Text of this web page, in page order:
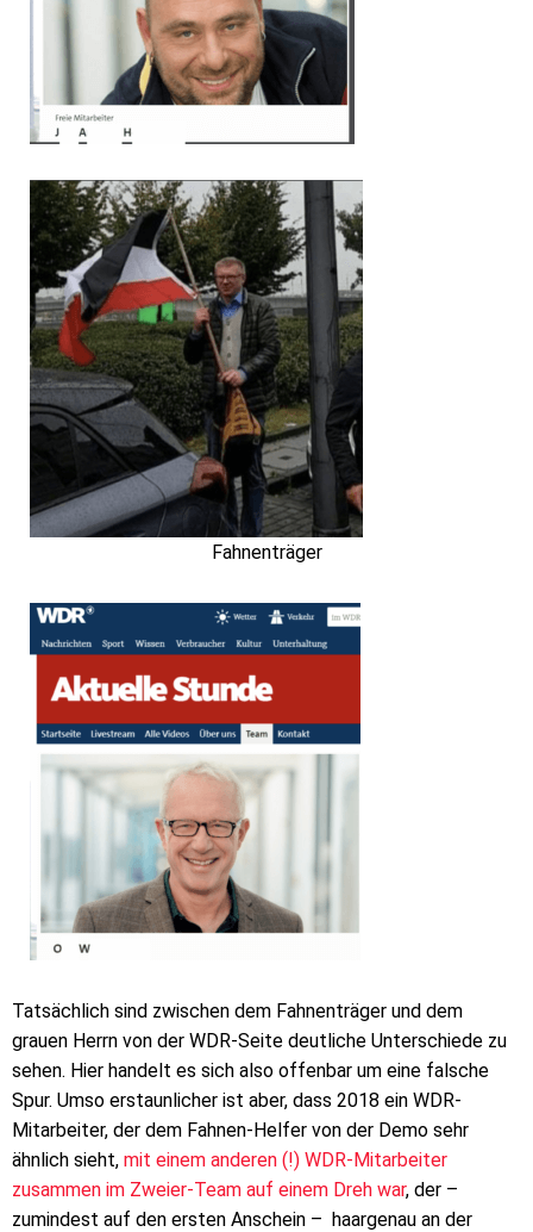
Fahnenträger
Tatsächlich sind zwischen dem Fahnenträger und dem
grauen Herrn von der WDR-Seite deutliche Unterschiede zu
sehen. Hier handelt es sich also offenbar um eine falsche
Spur. Umso erstaunlicher ist aber, dass 2018 ein WDR-
Mitarbeiter, der dem Fahnen-Helfer von der Demo sehr
ähnlich sieht, mit einem anderen (!) WDR-Mitarbeiter
zusammen im Zweier-Team auf einem Dreh war, der –
zumindest auf den ersten Anschein – haargenau an der